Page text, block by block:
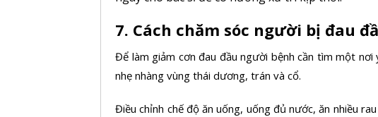
7. Cách chăm sóc người bị đau
Để làm giảm cơn đau đầu người bệnh cần tìm một
nhẹ nhàng vùng thái dương, trán và cổ.
Điều chỉnh chế độ ăn uống, uống đủ nước, ăn nhiều